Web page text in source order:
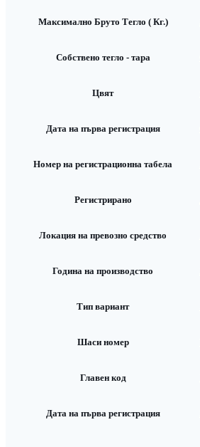
Максимално Бруто Тегло ( Кг.)
Собствено тегло - тара
Цвят
Дата на първа регистрация
Номер на регистрационна табела
Регистрирано
Локация на превозно средство
Година на производство
Тип вариант
Шаси номер
Главен код
Дата на първа регистрация